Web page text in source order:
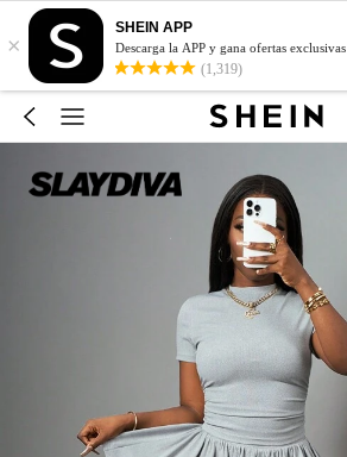
×
SHEIN APP
Descarga la APP y gana ofertas exclusivas
(1,319)